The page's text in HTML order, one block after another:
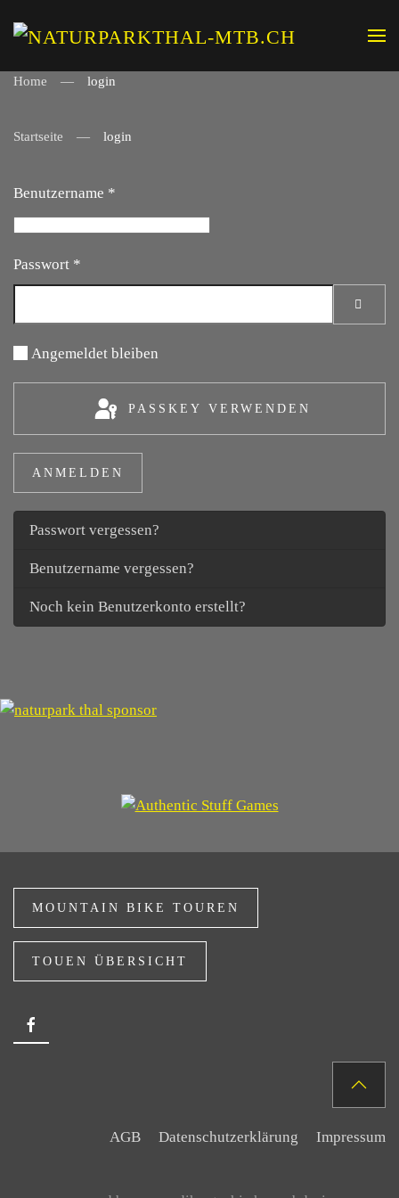
Home login
Startseite login
Benutzername *
Passwort *
Angemeldet bleiben
PASSKEY VERWENDEN
ANMELDEN
Passwort vergessen?
Benutzername vergessen?
Noch kein Benutzerkonto erstellt?
MOUNTAIN BIKE TOUREN
TOUEN ÜBERSICHT
AGB Datenschutzerklärung Impressum